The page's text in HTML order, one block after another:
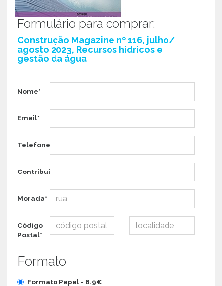
Formulário para comprar:
Construção Magazine nº 116, julho/
agosto 2023, Recursos hídricos e
gestão da água
Nome*
Email*
Telefone*
Contribuinte*
Morada*
Código
Postal*
Formato
Formato Papel - 6.9€